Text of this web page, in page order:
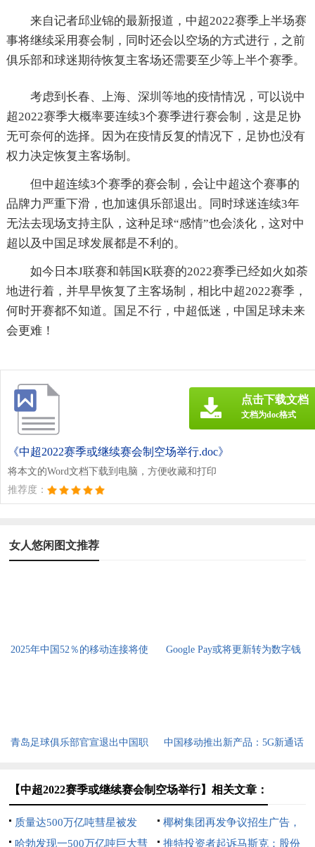
来自记者邱业锦的最新报道，中超2022赛季上半场赛
事将继续采用赛会制，同时还会以空场的方式进行，之前
俱乐部和球迷期待恢复主客场还需要至少等上半个赛季。
考虑到长春、上海、深圳等地的疫情情况，可以说中
超2022赛季大概率要连续3个赛季进行赛会制，这是足协
无可奈何的选择。因为在疫情反复的情况下，足协也没有
权力决定恢复主客场制。
但中超连续3个赛季的赛会制，会让中超这个赛事的
品牌力严重下滑，也加速俱乐部退出。同时球迷连续3年
无法去现场支持主队，这种足球“感情”也会淡化，这对中
超以及中国足球发展都是不利的。
如今日本J联赛和韩国K联赛的2022赛季已经如火如荼
地进行着，并早早恢复了主客场制，相比中超2022赛季，
何时开赛都不知道。国足不行，中超低迷，中国足球未来
会更难！
《中超2022赛季或继续赛会制空场举行.doc》
将本文的Word文档下载到电脑，方便收藏和打印
推荐度：
点击下载文档
文档为doc格式
女人悠闲图文推荐
2025年中国52％的移动连接将使
Google Pay或将更新转为数字钱
青岛足球俱乐部官宣退出中国职
中国移动推出新产品：5G新通话
【中超2022赛季或继续赛会制空场举行】相关文章：
质量达500万亿吨彗星被发
现，直径达128公里
椰树集团再发争议招生广告，
入学就能致富
哈勃发现一500万亿吨巨大彗 推特投资者起诉马斯克：股份